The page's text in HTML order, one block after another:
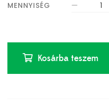
MENNYISÉG
Kosárba teszem